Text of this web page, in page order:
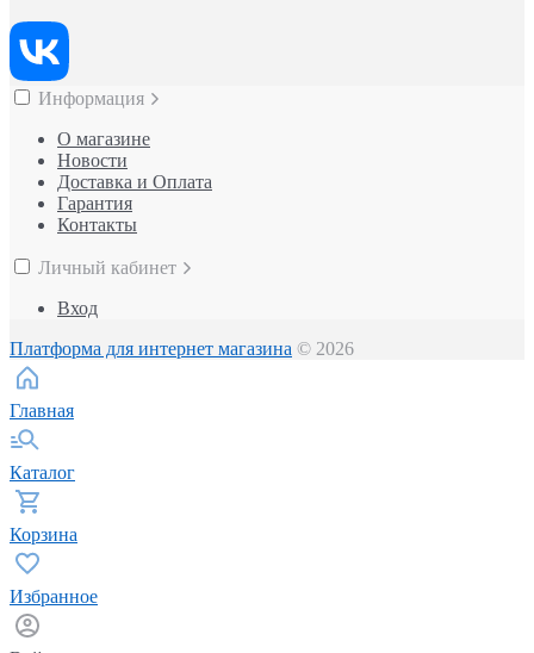
Информация
О магазине
Новости
Доставка и Оплата
Гарантия
Контакты
Личный кабинет
Вход
Платформа для интернет магазина © 2026
Главная
Каталог
Корзина
Избранное